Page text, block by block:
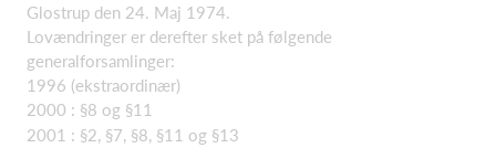
Glostrup den 24. Maj 1974.
Lovændringer er derefter sket på følgende
generalforsamlinger:
1996 (ekstraordinær)
2000 : §8 og §11
2001 : §2, §7, §8, §11 og §13